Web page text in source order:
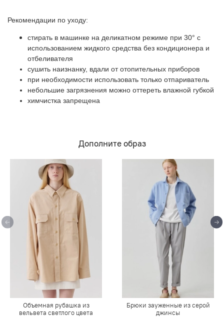
Рекомендации по уходу:
стирать в машинке на деликатном режиме при 30° с
использованием жидкого средства без кондиционера и
отбеливателя
сушить наизнанку, вдали от отопительных приборов
при необходимости использовать только отпариватель
небольшие загрязнения можно оттереть влажной губкой
химчистка запрещена
Дополните образ
Объемная рубашка из
вельвета светлого цвета
Брюки зауженные из серой
джинсы